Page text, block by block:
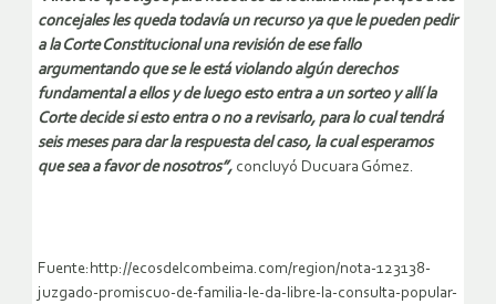
concejales les queda todavía un recurso ya que le pueden pedir
a la Corte Constitucional una revisión de ese fallo
argumentando que se le está violando algún derechos
fundamental a ellos y de luego esto entra a un sorteo y allí la
Corte decide si esto entra o no a revisarlo, para lo cual tendrá
seis meses para dar la respuesta del caso, la cual esperamos
que sea a favor de nosotros”, concluyó Ducuara Gómez.
Fuente:http://ecosdelcombeima.com/region/nota-123138-
juzgado-promiscuo-de-familia-le-da-libre-la-consulta-popular-